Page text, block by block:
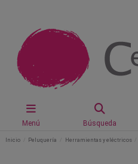
Menú Búsqueda
Inicio Peluquería Herramientas y eléctricos